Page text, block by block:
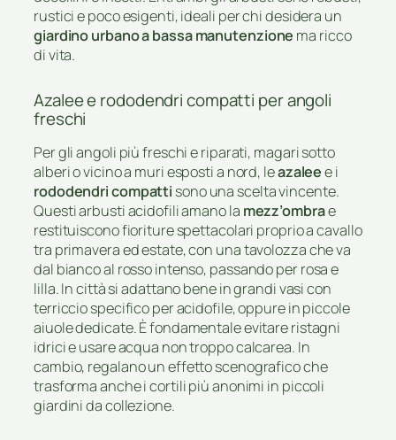
rustici e poco esigenti, ideali per chi desidera un
giardino urbano a bassa manutenzione ma ricco
di vita.
Azalee e rododendri compatti per angoli
freschi
Per gli angoli più freschi e riparati, magari sotto
alberi o vicino a muri esposti a nord, leazaleee i
rododendri compatti sono una scelta vincente.
Questi arbusti acidofili amano la mezz’ombrae
restituiscono fioriture spettacolari proprio a cavallo
tra primavera ed estate, con una tavolozza che va
dal bianco al rosso intenso, passando per rosa e
lilla. In città si adattano bene in grandi vasi con
terriccio specifico per acidofile, oppure in piccole
aiuole dedicate. È fondamentale evitare ristagni
idrici e usare acqua non troppo calcarea. In
cambio, regalano un effetto scenografico che
trasforma anche i cortili più anonimi in piccoli
giardini da collezione.